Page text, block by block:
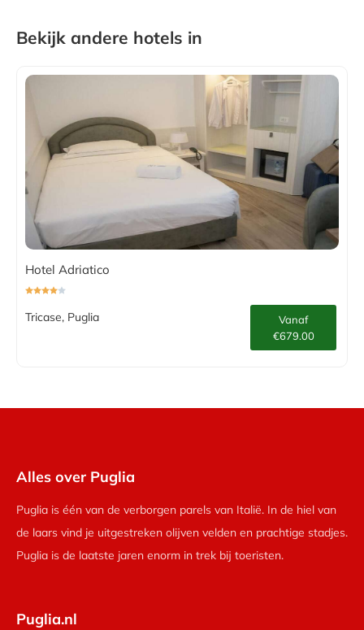
Bekijk andere hotels in
Hotel Adriatico
Tricase, Puglia
Vanaf
€679.00
Alles over Puglia
Puglia is één van de verborgen parels van Italië. In de hiel van
de laars vind je uitgestreken olijven velden en prachtige stadjes.
Puglia is de laatste jaren enorm in trek bij toeristen.
Puglia.nl